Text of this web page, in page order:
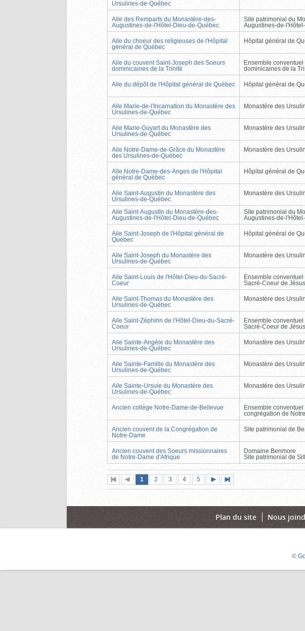
Ursulines-de-Québec
Aile des Remparts du Monastère-des-
Augustines-de-l'Hôtel-Dieu-de-Québec
Site patrimonial du
Augustines-de-
Aile du choeur des religieuses de l'Hôpital
général de Québec
Hôpital général de
Aile du couvent Saint-Joseph des Soeurs
dominicaines de la Trinité
Ensemble
dominicaines de la
Aile du dépôt de l'Hôpital général de Québec Hôpital général de
Aile Marie-de-l'Incarnation du Monastère des
Ursulines-de-Québec
Monastère des
Aile Marie-Guyart du Monastère des
Ursulines-de-Québec
Monastère des
Aile Notre-Dame-de-Grâce du Monastère
des Ursulines-de-Québec
Monastère des
Aile Notre-Dame-des-Anges de l'Hôpital
général de Québec
Hôpital général de
Aile Saint-Augustin du Monastère des
Ursulines-de-Québec
Monastère des
Aile Saint-Augustin du Monastère-des-
Augustines-de-l'Hôtel-Dieu-de-Québec
Site patrimonial du
Augustines-de-
Aile Saint-Joseph de l'Hôpital général de
Québec
Hôpital général de
Aile Saint-Joseph du Monastère des
Ursulines-de-Québec
Monastère des
Aile Saint-Louis de l'Hôtel-Dieu-du-Sacré-
Coeur
Ensemble
Sacré-Coeur de Jésus
Aile Saint-Thomas du Monastère des
Ursulines-de-Québec
Monastère des
Aile Saint-Zéphirin de l'Hôtel-Dieu-du-Sacré-
Coeur
Ensemble
Sacré-Coeur de Jésus
Aile Sainte-Angèle du Monastère des
Ursulines-de-Québec
Monastère des
Aile Sainte-Famille du Monastère des
Ursulines-de-Québec
Monastère des
Aile Sainte-Ursule du Monastère des
Ursulines-de-Québec
Monastère des
Ancien collège Notre-Dame-de-Bellevue
Ensemble
congrégation de
Ancien couvent de la Congrégation de
Notre-Dame
Site patrimonial de
Ancien couvent des Soeurs missionnaires
de Notre-Dame d'Afrique
Domaine Benmore
Site patrimonial de
Première
page
Page
précédente
Page
1 (page
actuelle)
Page
2 Page
3 Page
4 Page
5
suivante
page
Plan du site Nous
©